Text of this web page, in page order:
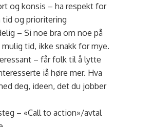
og konsis – ha respekt for
tid og prioritering
– Si noe bra om noe på
tid, ikke snakk for mye.
– får folk til å lytte
iå høre mer. Hva
deg, ideen, det du jobber
– «Call to action»/avtal